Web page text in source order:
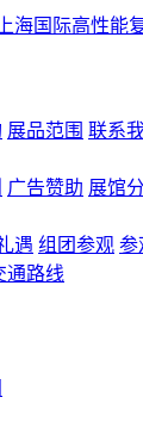
展品范围 联系我
广告赞助 展馆
遇 组团参观 参
通路线